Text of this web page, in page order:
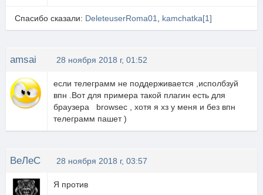
Спасибо сказали: DeleteuserRoma01 kamchatka[1]
amsai 28 ноября 2018 г, 01:52
если телеграмм не поддерживается ,исполбзуй
впн .Вот для примера такой плагин есть для
браузера browsec , хотя я хз у меня и без впн
телеграмм пашет )
ВеЛеС 28 ноября 2018 г, 03:57
Я против